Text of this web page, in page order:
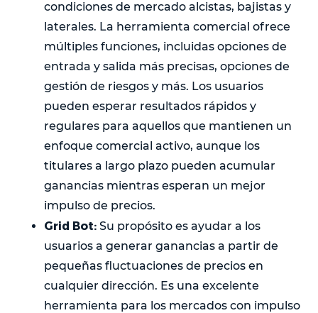
condiciones de mercado alcistas, bajistas y
laterales. La herramienta comercial ofrece
múltiples funciones, incluidas opciones de
entrada y salida más precisas, opciones de
gestión de riesgos y más. Los usuarios
pueden esperar resultados rápidos y
regulares para aquellos que mantienen un
enfoque comercial activo, aunque los
titulares a largo plazo pueden acumular
ganancias mientras esperan un mejor
impulso de precios.
Grid Bot: Su propósito es ayudar a los
usuarios a generar ganancias a partir de
pequeñas fluctuaciones de precios en
cualquier dirección. Es una excelente
herramienta para los mercados con impulso